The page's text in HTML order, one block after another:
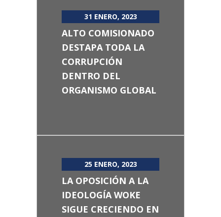
31 ENERO, 2023
ALTO COMISIONADO
DESTAPA TODA LA
CORRUPCIÓN
DENTRO DEL
ORGANISMO GLOBAL
25 ENERO, 2023
LA OPOSICIÓN A LA
IDEOLOGÍA WOKE
SIGUE CRECIENDO EN